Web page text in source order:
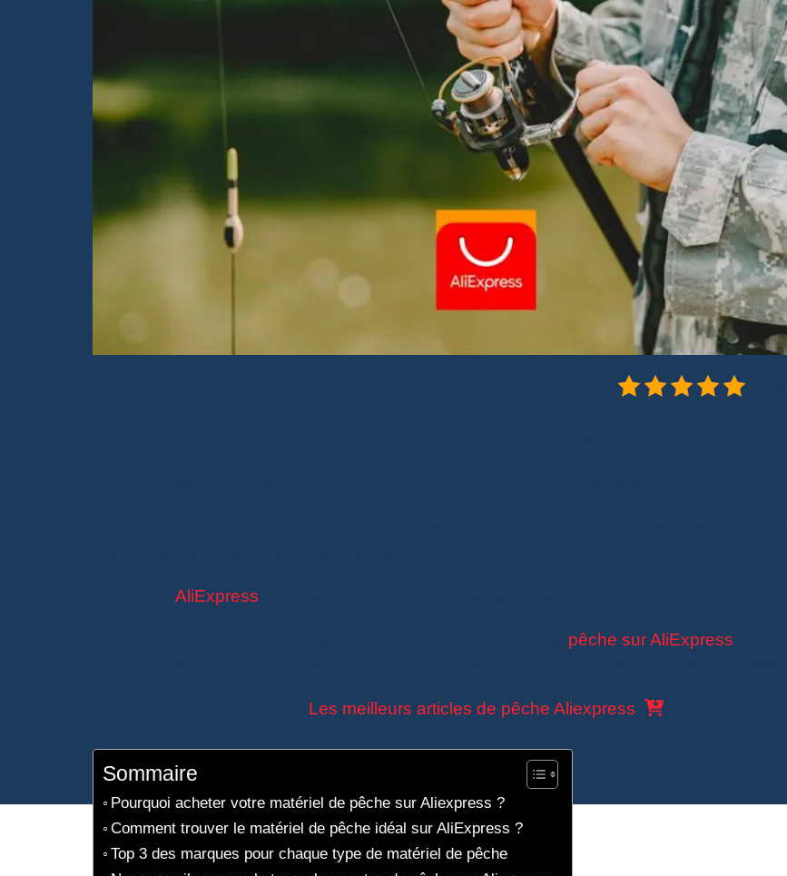
AliExpress
pêche sur AliExpress
Les meilleurs articles de pêche Aliexpress
Sommaire
Pourquoi acheter votre matériel de pêche sur Aliexpress ?
Comment trouver le matériel de pêche idéal sur AliExpress ?
Top 3 des marques pour chaque type de matériel de pêche